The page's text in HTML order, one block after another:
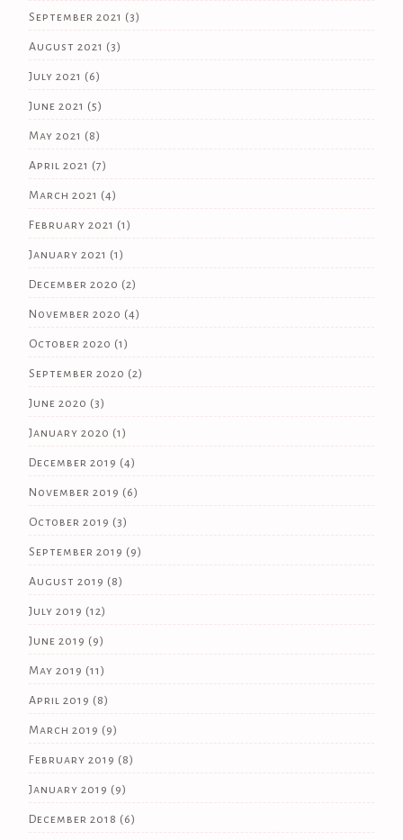
September 2021 (3)
August 2021 (3)
July 2021 (6)
June 2021 (5)
May 2021 (8)
April 2021 (7)
March 2021 (4)
February 2021 (1)
January 2021 (1)
December 2020 (2)
November 2020 (4)
October 2020 (1)
September 2020 (2)
June 2020 (3)
January 2020 (1)
December 2019 (4)
November 2019 (6)
October 2019 (3)
September 2019 (9)
August 2019 (8)
July 2019 (12)
June 2019 (9)
May 2019 (11)
April 2019 (8)
March 2019 (9)
February 2019 (8)
January 2019 (9)
December 2018 (6)